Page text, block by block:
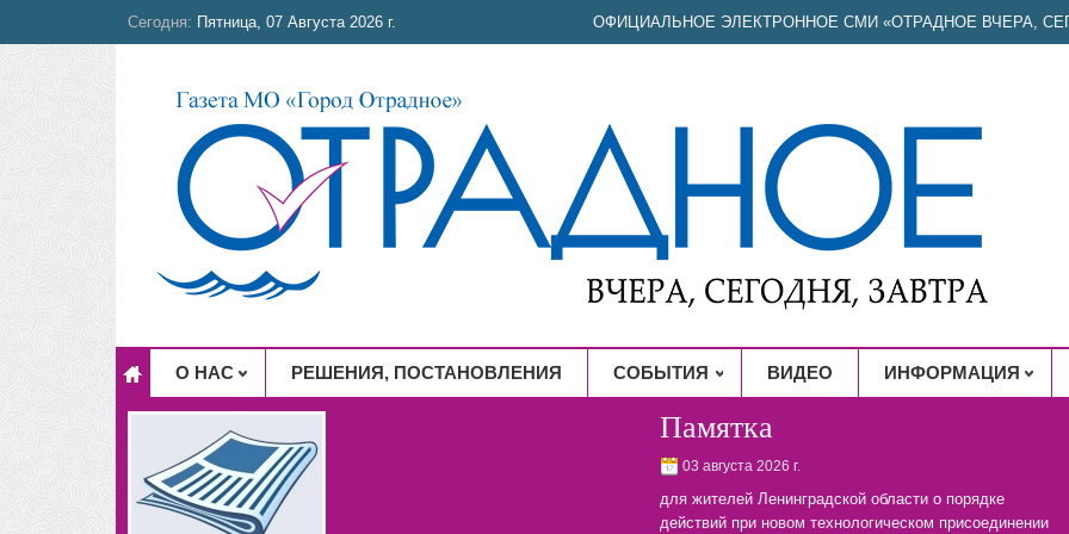
Сегодня: Пятница, 07 Августа 2026 г. ОФИЦИАЛЬНОЕ ЭЛЕКТРОННОЕ СМИ «ОТРАДНОЕ ВЧЕРА,
О НАС РЕШЕНИЯ, ПОСТАНОВЛЕНИЯ СОБЫТИЯ ВИДЕО ИНФОРМАЦИЯ
Памятка
03 августа 2026 г.
для жителей Ленинградской области о порядке
действий при новом технологическом присоединении